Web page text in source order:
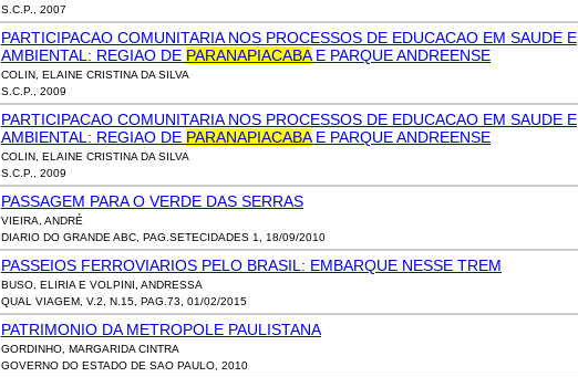
S.C.P., 2007
PARTICIPACAO COMUNITARIA NOS PROCESSOS DE EDUCACAO EM SAUDE E
AMBIENTAL: REGIAO DE PARANAPIACABAE PARQUE ANDREENSE
COLIN, ELAINE CRISTINA DA SILVA
S.C.P., 2009
PARTICIPACAO COMUNITARIA NOS PROCESSOS DE EDUCACAO EM SAUDE E
AMBIENTAL: REGIAO DE PARANAPIACABAE PARQUE ANDREENSE
COLIN, ELAINE CRISTINA DA SILVA
S.C.P., 2009
PASSAGEM PARA O VERDE DAS SERRAS
VIEIRA, ANDRÉ
DIARIO DO GRANDE ABC, PAG.SETECIDADES 1, 18/09/2010
PASSEIOS FERROVIARIOS PELO BRASIL: EMBARQUE NESSE TREM
BUSO, ELIRIA E VOLPINI, ANDRESSA
QUAL VIAGEM, V.2, N.15, PAG.73, 01/02/2015
PATRIMONIO DA METROPOLE PAULISTANA
GORDINHO, MARGARIDA CINTRA
GOVERNO DO ESTADO DE SAO PAULO, 2010